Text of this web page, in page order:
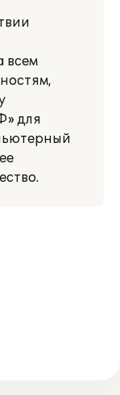
всем
для